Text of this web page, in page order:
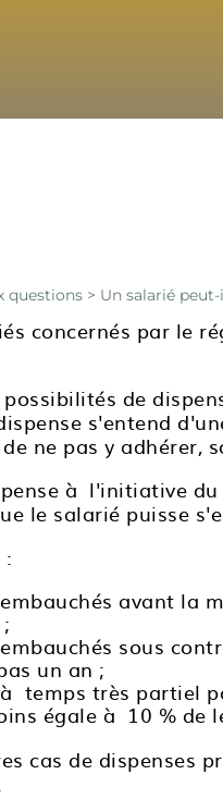
questions > Un salarié
concernés par le
possibilités de
s'entend
ne pas y adhérer,
à l'initiative
le salarié puisse
:
avant la
sous
un an ;
temps très partiel
égale à 10 % de
cas de dispenses